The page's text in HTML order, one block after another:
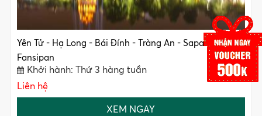
Yên Tử - Hạ Long - Bái Đính - Tràng An - Sapa -
Fansipan
Khởi hành: Thứ 3 hàng tuần
Liên hệ
XEM NGAY